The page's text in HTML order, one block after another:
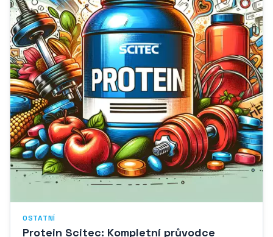
OSTATNÍ
Protein Scitec: Kompletní průvodce